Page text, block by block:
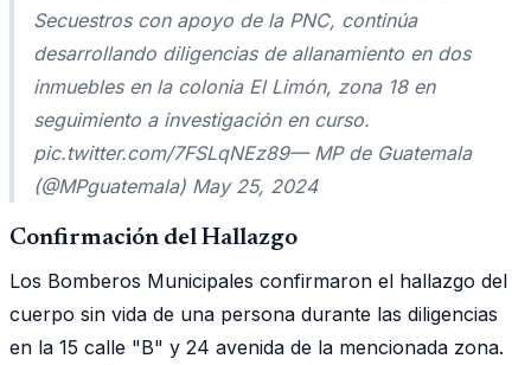
Secuestros con apoyo de la PNC, continúa
desarrollando diligencias de allanamiento en dos
inmuebles en la colonia El Limón, zona 18 en
seguimiento a investigación en curso.
pic.twitter.com/7FSLqNEz89— MP de Guatemala
(@MPguatemala) May 25, 2024
Confirmación del Hallazgo
Los Bomberos Municipales confirmaron el hallazgo del
cuerpo sin vida de una persona durante las diligencias
en la 15 calle "B" y 24 avenida de la mencionada zona.